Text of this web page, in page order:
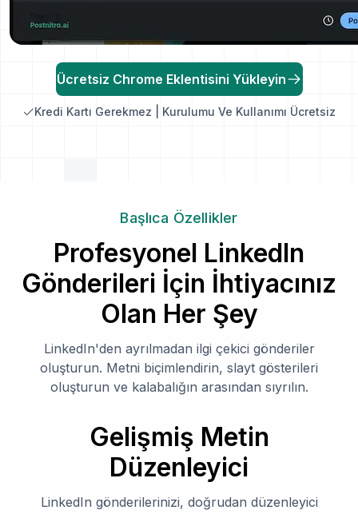
Ücretsiz Chrome Eklentisini Yükleyin
Kredi Kartı Gerekmez | Kurulumu Ve Kullanımı Ücretsiz
Başlıca Özellikler
Profesyonel LinkedIn
Gönderileri İçin İhtiyacınız
Olan Her Şey
LinkedIn'den ayrılmadan ilgi çekici gönderiler
oluşturun. Metni biçimlendirin, slayt gösterileri
oluşturun ve kalabalığın arasından sıyrılın.
Gelişmiş Metin
Düzenleyici
LinkedIn gönderilerinizi, doğrudan düzenleyici